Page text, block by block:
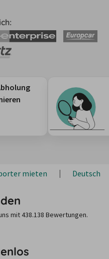
mieten
mit 438.138 Bewertungen.